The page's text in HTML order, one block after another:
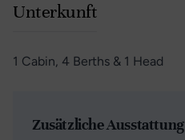
Unterkunft
1 Cabin, 4 Berths & 1 Head
Zusätzliche Ausstattung